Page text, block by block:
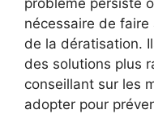
problème persiste
nécessaire de
de la dératisation.
des solutions plus
conseillant sur les
adopter pour